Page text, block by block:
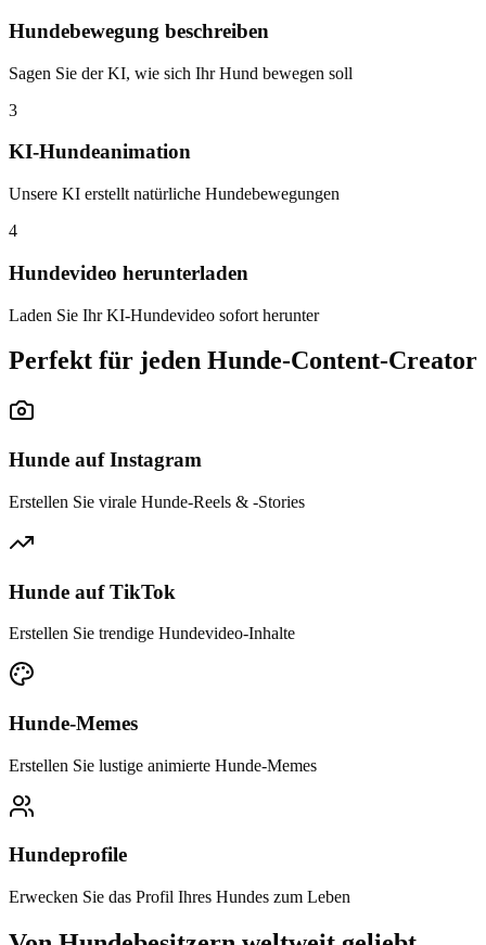
Hundebewegung beschreiben
Sagen Sie der KI, wie sich Ihr Hund bewegen soll
3
KI-Hundeanimation
Unsere KI erstellt natürliche Hundebewegungen
4
Hundevideo herunterladen
Laden Sie Ihr KI-Hundevideo sofort herunter
Perfekt für jeden Hunde-Content-Creator
Hunde auf Instagram
Erstellen Sie virale Hunde-Reels & -Stories
Hunde auf TikTok
Erstellen Sie trendige Hundevideo-Inhalte
Hunde-Memes
Erstellen Sie lustige animierte Hunde-Memes
Hundeprofile
Erwecken Sie das Profil Ihres Hundes zum Leben